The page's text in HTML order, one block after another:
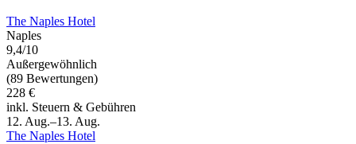
The Naples Hotel
Naples
9,4/10
Außergewöhnlich
(89 Bewertungen)
228 €
inkl. Steuern & Gebühren
12. Aug.–13. Aug.
The Naples Hotel